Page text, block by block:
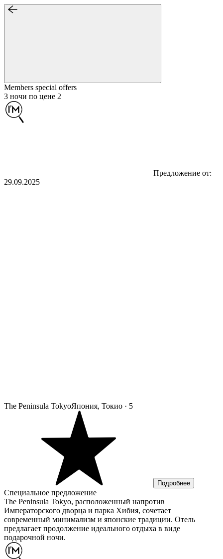
Members special offers
3 ночи по цене 2
Предложение от:
29.09.2025
The Peninsula TokyoЯпония, Токио · 5
Подробнее
Специальное предложение
The Peninsula Tokyo, расположенный напротив
Императорского дворца и парка Хибия, сочетает
современный минимализм и японские традиции. Отель
предлагает продолжение идеального отдыха в виде
подарочной ночи.